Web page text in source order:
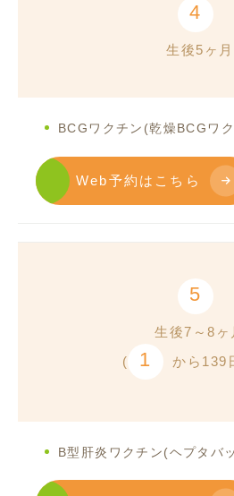
4
生後5ヶ月
BCGワクチン(乾燥BCGワ
Web予約はこちら
5
生後7～8ヶ
(
1 から139
B型肝炎ワクチン(ヘプタ